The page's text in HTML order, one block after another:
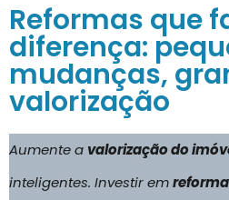
Reformas que
diferença:
mudanças,
valorização
Aumente a valorização do
inteligentes. Investir em